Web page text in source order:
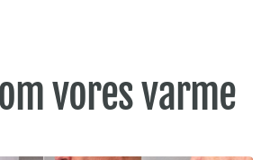
vores varme